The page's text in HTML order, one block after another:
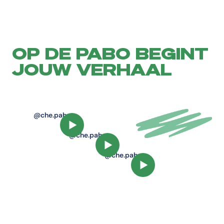
OP DE PABO BEGINT
JOUW VERHAAL
@che.pabo
Speel video af
@che.pabo
Speel video af
@che.pabo
Speel video af